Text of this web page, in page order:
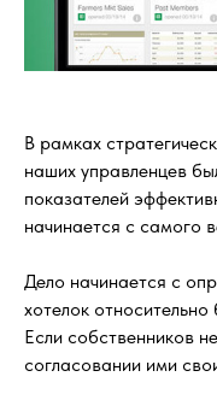
В рамках
наших управленцев
показателей
начинается с самого
Дело начинается с
хотелок
Если собственников
согласовании ими